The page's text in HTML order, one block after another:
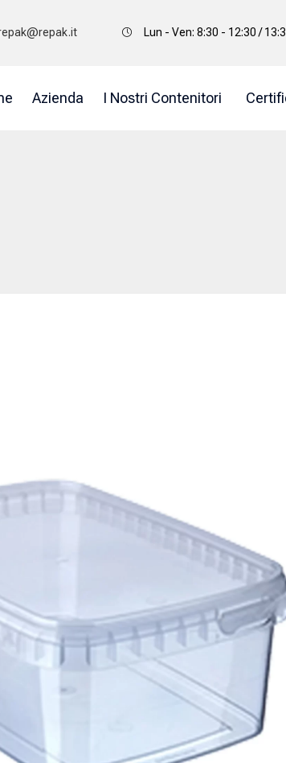
Lun - Ven: 8:30 - 12:30 /
Azienda I Nostri Contenitori